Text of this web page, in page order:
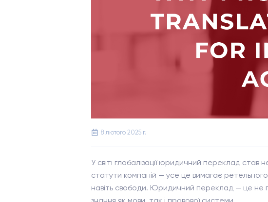
8 лютого 2025 г.
У світі глобалізації юридичний переклад
статути компаній — усе це вимагає
навіть свободи. Юридичний переклад — це